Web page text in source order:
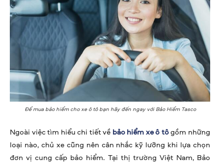
Để mua bảo hiểm cho xe ô tô bạn hãy đến ngay với Bảo Hiểm Tasco
Ngoài việc tìm hiểu chi tiết về bảo hiểm xe ô tôgồm những
loại nào, chủ xe cũng nên cân nhắc kỹ lưỡng khi lựa chọn
đơn vị cung cấp bảo hiểm. Tại thị trường Việt Nam, Bảo